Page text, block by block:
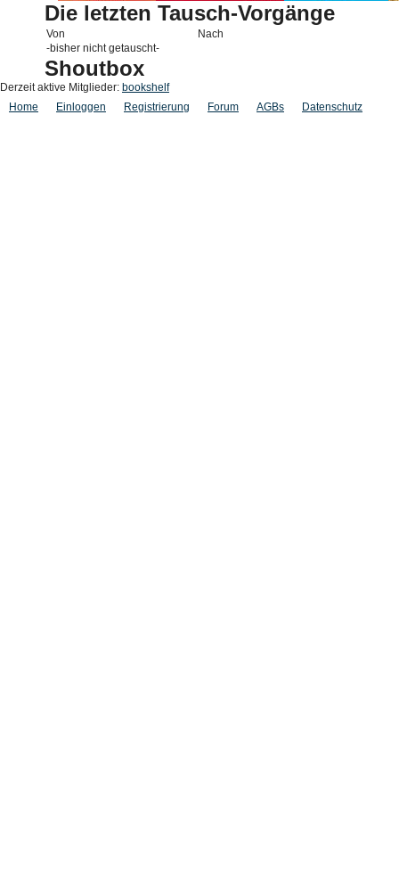
Die letzten Tausch-Vorgänge
Von
Nach
-bisher nicht getauscht-
Shoutbox
Derzeit aktive Mitglieder: bookshelf
Home
Einloggen Registrierung Forum AGBs Datenschutz